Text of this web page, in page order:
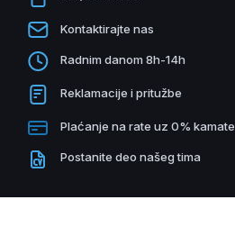
Kontaktirajte nas
Radnim danom 8h-14h
Reklamacije i pritužbe
Plaćanje na rate uz 0% kamate
Postanite deo našeg tima